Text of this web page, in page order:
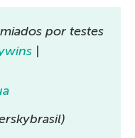
por testes
|